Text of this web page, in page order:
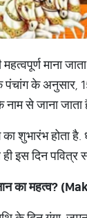
महत्वपूर्ण माना
पंचांग के अनुसार,
से जाना जाता
शुभारंभ होता
इस दिन पवित्र
का महत्व?